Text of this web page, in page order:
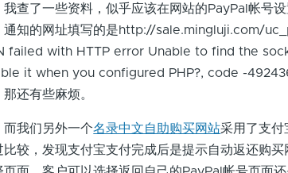
了一些资料，似乎应该在网站的PayPal帐号设
通知的网址填写的是http://sale.mingluji.com/
failed with HTTP error Unable to find the
it when you configured PHP?, code -
那还有些麻烦。
们另外一个名录中文自助购买网站采用了支付
比较，发现支付宝支付完成后是提示自动返还购